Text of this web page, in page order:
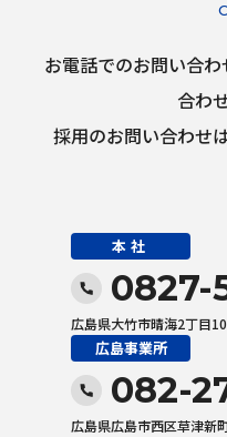
お電話でのお問い合
合わ
採用のお問い合わせ
本社
0827-
広島県大竹市晴海2丁目
広島事業所
082-
広島県広島市西区草津新